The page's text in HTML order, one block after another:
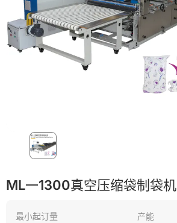
模具
PP
碳纤维复合材料
功能材料
ML一1300真空压缩袋制袋机
最小起订量 产能